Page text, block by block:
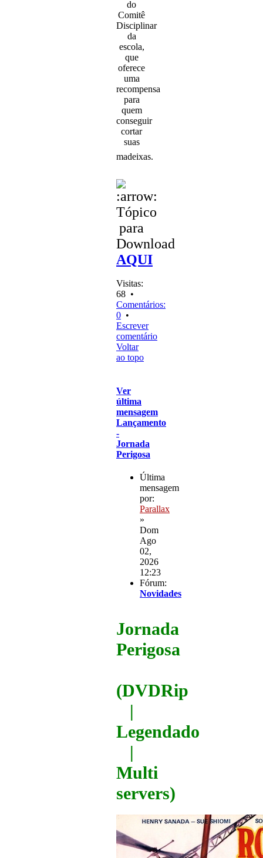
do
Comitê
Disciplinar
da
escola,
que
oferece
uma
recompensa
para
quem
conseguir
cortar
suas
madeixas.
Tópico
para
Download
AQUI
Visitas:
68 •
Comentários:
0 •
Escrever
comentário
Voltar
ao topo
Ver
última
mensagem
Lançamento
-
Jornada
Perigosa
Última
mensagem
por:
Parallax
»
Dom
Ago
02,
2026
12:23
Fórum:
Novidades
Jornada
Perigosa
(DVDRip
|
Legendado
|
Multi
servers)